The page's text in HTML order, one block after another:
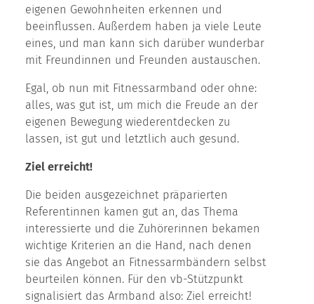
eigenen Gewohnheiten erkennen und
beeinflussen. Außerdem haben ja viele Leute
eines, und man kann sich darüber wunderbar
mit Freundinnen und Freunden austauschen.
Egal, ob nun mit Fitnessarmband oder ohne:
alles, was gut ist, um mich die Freude an der
eigenen Bewegung wiederentdecken zu
lassen, ist gut und letztlich auch gesund.
Ziel erreicht!
Die beiden ausgezeichnet präparierten
Referentinnen kamen gut an, das Thema
interessierte und die Zuhörerinnen bekamen
wichtige Kriterien an die Hand, nach denen
sie das Angebot an Fitnessarmbändern selbst
beurteilen können. Für den vb-Stützpunkt
signalisiert das Armband also: Ziel erreicht!